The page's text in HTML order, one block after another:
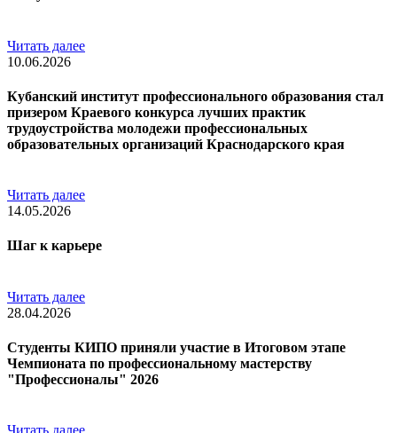
Читать далее
10.06.2026
Кубанский институт профессионального образования стал
призером Краевого конкурса лучших практик
трудоустройства молодежи профессиональных
образовательных организаций Краснодарского края
Читать далее
14.05.2026
Шаг к карьере
Читать далее
28.04.2026
Студенты КИПО приняли участие в Итоговом этапе
Чемпионата по профессиональному мастерству
"Профессионалы" 2026